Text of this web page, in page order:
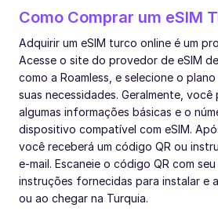
Como Comprar um eSIM
Adquirir um eSIM turco online é um
Acesse o site do provedor de eSIM
como a Roamless, e selecione o
suas necessidades. Geralmente,
algumas informações básicas e o
dispositivo compatível com eSIM.
você receberá um código QR ou
e-mail. Escaneie o código QR com
instruções fornecidas para instalar e
ou ao chegar na Turquia.